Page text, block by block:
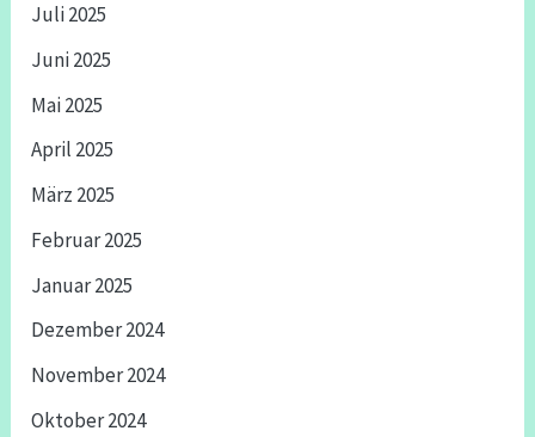
Juli 2025
Juni 2025
Mai 2025
April 2025
März 2025
Februar 2025
Januar 2025
Dezember 2024
November 2024
Oktober 2024